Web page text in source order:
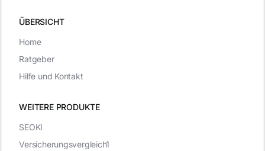
ÜBERSICHT
WEITERE PRODUKTE
SEOKI
Versicherungsvergleich1
Home
Ratgeber
Hilfe und Kontakt